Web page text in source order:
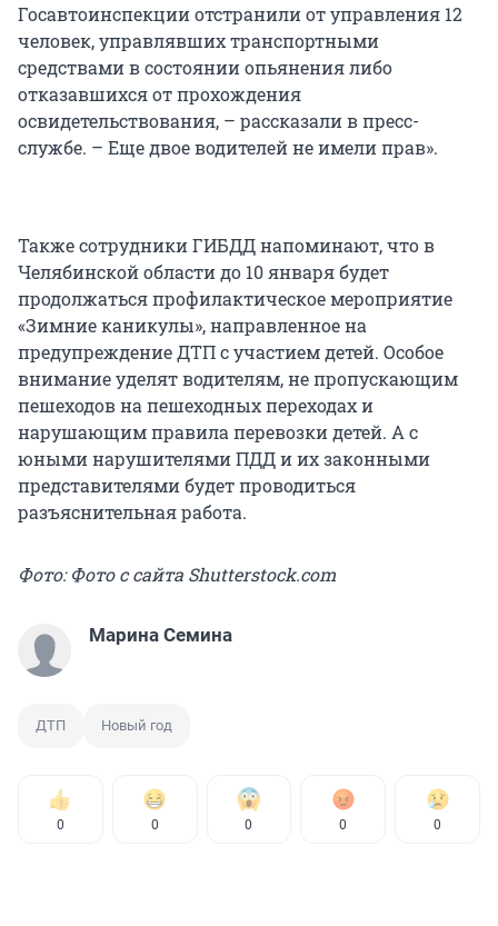
Госавтоинспекции отстранили от управления 12
человек, управлявших транспортными
средствами в состоянии опьянения либо
отказавшихся от прохождения
освидетельствования, – рассказали в пресс-
службе. – Еще двое водителей не имели прав».
Также сотрудники ГИБДД напоминают, что в
Челябинской области до 10 января будет
продолжаться профилактическое мероприятие
«Зимние каникулы», направленное на
предупреждение ДТП с участием детей. Особое
внимание уделят водителям, не пропускающим
пешеходов на пешеходных переходах и
нарушающим правила перевозки детей. А с
юными нарушителями ПДД и их законными
представителями будет проводиться
разъяснительная работа.
Фото: Фото с сайта Shutterstock.com
Марина Семина
ДТП Новый год
0 0 0 0 0